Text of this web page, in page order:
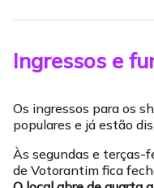
Ingressos e
Os ingressos para os
populares e já estão
Às segundas e terças-
de Votorantim fica